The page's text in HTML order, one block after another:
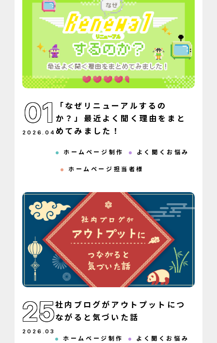
01
2026 .04
「なぜリニューアルするの
か？」最近よく聞く理由をまと
めてみました！
ホームページ制作 よく聞くお悩み
ホームページ担当者様
25
2026 .03
社内ブログがアウトプットにつ
ながると気づいた話
ホームページ制作 よく聞くお悩み